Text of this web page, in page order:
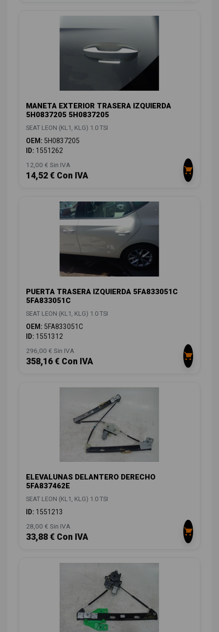
MANETA EXTERIOR TRASERA IZQUIERDA
5H0837205 5H0837205
SEAT LEON (KL1, KLG) 1.0 TSI
OEM: 5H0837205
ID: 1551262
12,00 € Sin IVA
14,52 € Con IVA
PUERTA TRASERA IZQUIERDA 5FA833051C
5FA833051C
SEAT LEON (KL1, KLG) 1.0 TSI
OEM: 5FA833051C
ID: 1551312
296,00 € Sin IVA
358,16 € Con IVA
ELEVALUNAS DELANTERO DERECHO
5FA837462E
SEAT LEON (KL1, KLG) 1.0 TSI
ID: 1551213
28,00 € Sin IVA
33,88 € Con IVA